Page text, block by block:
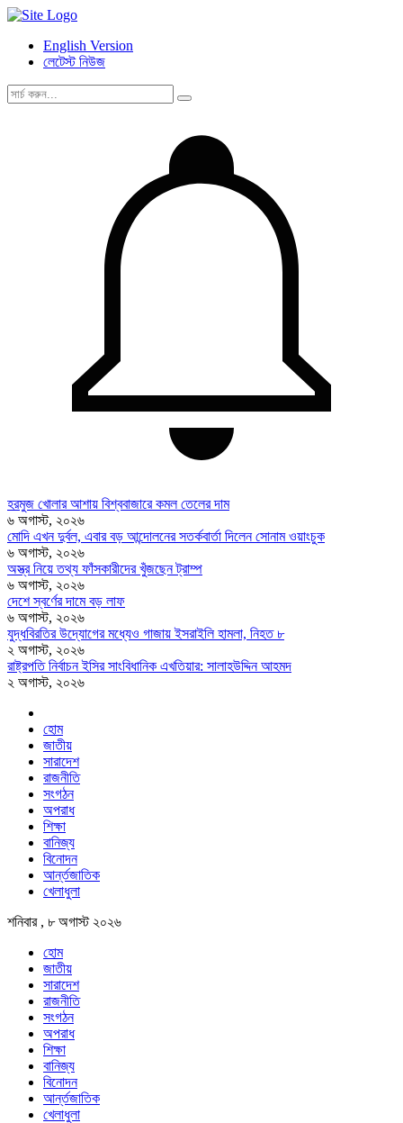
English Version
লেটেস্ট নিউজ
হরমুজ খোলার আশায় বিশ্ববাজারে কমল তেলের দাম
৬ অগাস্ট, ২০২৬
মোদি এখন দুর্বল, এবার বড় আন্দোলনের সতর্কবার্তা দিলেন সোনাম ওয়াংচুক
৬ অগাস্ট, ২০২৬
অস্ত্র নিয়ে তথ্য ফাঁসকারীদের খুঁজছেন ট্রাম্প
৬ অগাস্ট, ২০২৬
দেশে স্বর্ণের দামে বড় লাফ
৬ অগাস্ট, ২০২৬
যুদ্ধবিরতির উদ্যোগের মধ্যেও গাজায় ইসরাইলি হামলা, নিহত ৮
২ অগাস্ট, ২০২৬
রাষ্ট্রপতি নির্বাচন ইসির সাংবিধানিক এখতিয়ার: সালাহউদ্দিন আহমদ
২ অগাস্ট, ২০২৬
হোম
জাতীয়
সারাদেশ
রাজনীতি
সংগঠন
অপরাধ
শিক্ষা
বানিজ্য
বিনোদন
আর্ন্তজাতিক
খেলাধুলা
শনিবার , ৮ অগাস্ট ২০২৬
হোম
জাতীয়
সারাদেশ
রাজনীতি
সংগঠন
অপরাধ
শিক্ষা
বানিজ্য
বিনোদন
আর্ন্তজাতিক
খেলাধুলা